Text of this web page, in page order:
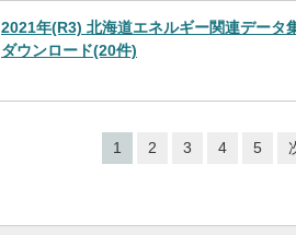
2021年(R3) 北海道エネルギー関連データ
ダウンロード(20件)
1 2 3 4 5